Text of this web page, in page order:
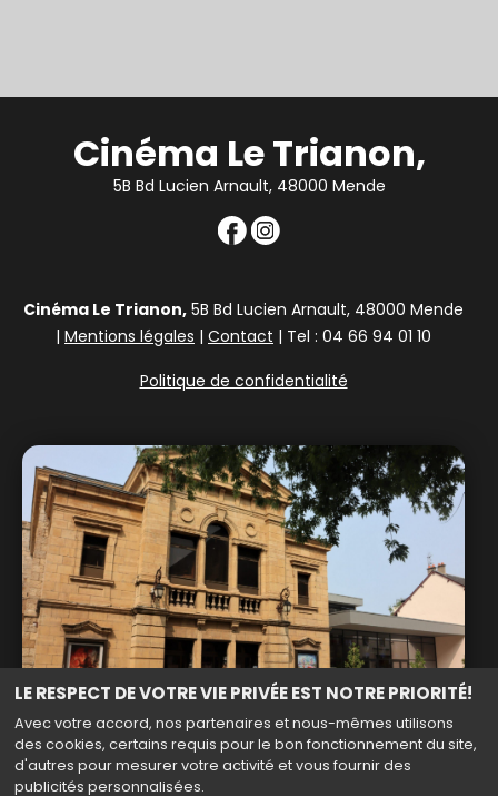
LE RESPECT DE VOTRE VIE PRIVÉE EST NOTRE PRIORITÉ!
Avec votre accord, nos partenaires et nous-mêmes utilisons
des cookies, certains requis pour le bon fonctionnement du site,
d'autres pour mesurer votre activité et vous fournir des
publicités personnalisées.
Cinéma Le Trianon,
5B Bd Lucien Arnault, 48000 Mende
Cinéma Le Trianon, 5B Bd Lucien Arnault, 48000 Mende
| Mentions légales | Contact | Tel : 04 66 94 01 10
Politique de confidentialité